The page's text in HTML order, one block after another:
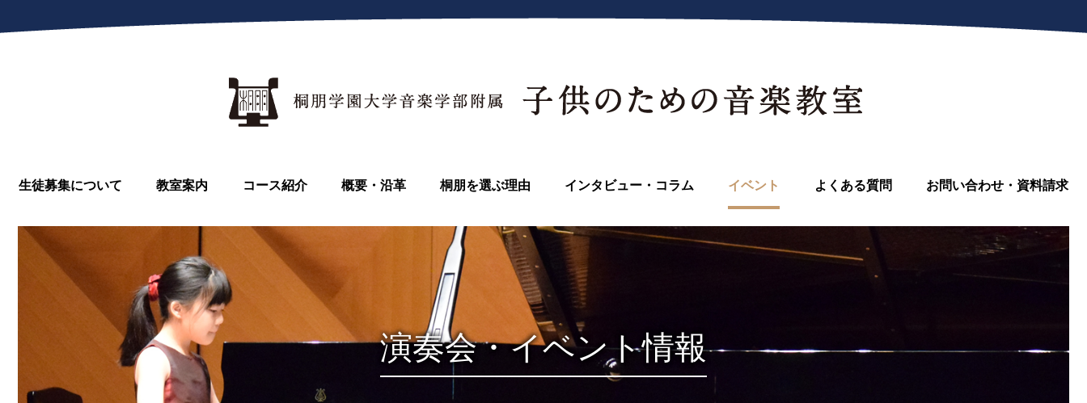
生徒募集について 教室案内 コース紹介 概要・沿革 桐朋を選ぶ理由 インタビュー・コラム イベント よくある質問 お問い合わせ・資料請求
演奏会・イベント情報